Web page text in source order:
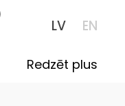
LV EN
Redzēt plus